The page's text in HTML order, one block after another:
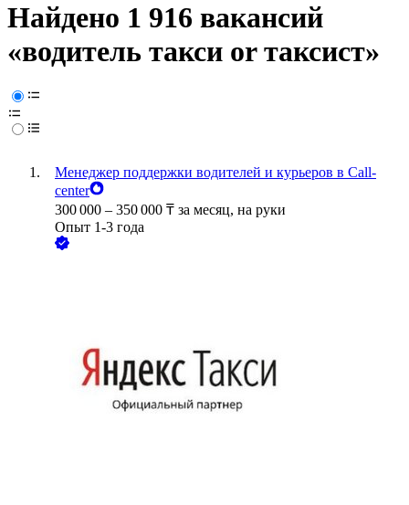
Найдено 1 916 вакансий
«водитель такси or таксист»
Менеджер поддержки водителей и курьеров в Call-
center
300 000 – 350 000 ₸ за месяц, на руки
Опыт 1-3 года